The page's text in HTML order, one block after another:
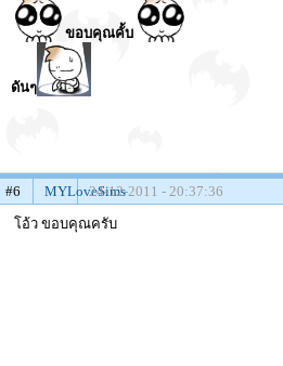
ขอบคุณคั้บ
ดันๆ
#6 MYLoveSims24-12-2011 - 20:37:36
โอ้ว ขอบคุณครับ